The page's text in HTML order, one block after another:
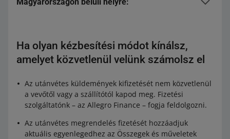
Packeta csomagautomata utánvét
Allegro Express One Futár utánvét
Ha olyan kézbesítési módot kínálsz,
amelyet közvetlenül velünk számolsz el
Az utánvétes küldemények kifizetését nem közvetlenül
a vevőtől vagy a szállítótól kapod meg. Fizetési
szolgáltatónk – az Allegro Finance – fogja feldolgozni.
Az utánvétes megrendelés fizetését hozzáadjuk
aktuális egyenlegedhez az Összegek és műveletek